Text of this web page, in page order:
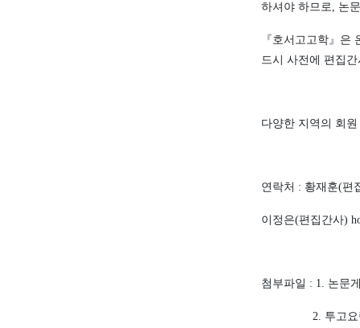
하셔야 하므로, 논
『 호서고고학』 은
드시 사전에 편집
다양한 지역의 회
연락처 : 황재훈(편
이정은(편집간사)
첨부파일 : 1. 논문
2. 투고